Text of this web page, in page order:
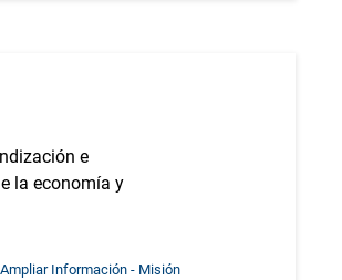
e
la economía y
Ampliar Información - Misión